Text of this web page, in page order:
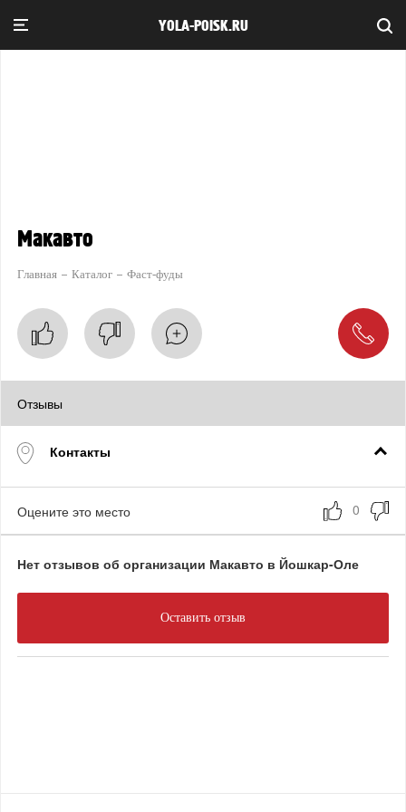
YOLA-POISK.RU
Макавто
Главная Каталог Фаст-фуды
Отзывы
Контакты
Оцените это место
Нет отзывов об организации Макавто в Йошкар-Оле
Оставить отзыв